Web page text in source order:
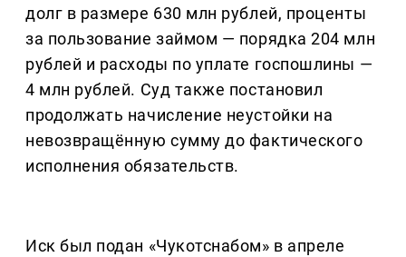
долг в размере 630 млн рублей, проценты
за пользование займом — порядка 204 млн
рублей и расходы по уплате госпошлины —
4 млн рублей. Суд также постановил
продолжать начисление неустойки на
невозвращённую сумму до фактического
исполнения обязательств.
Иск был подан «Чукотснабом» в апреле